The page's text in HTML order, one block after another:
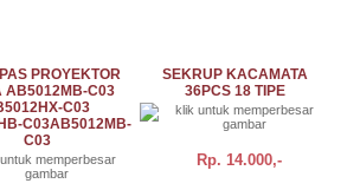
PROYEKTOR
AB5012MB-C03
C03
C03AB5012MB-
C03
SEKRUP KACAMATA
36PCS 18 TIPE
Rp. 14.000,-